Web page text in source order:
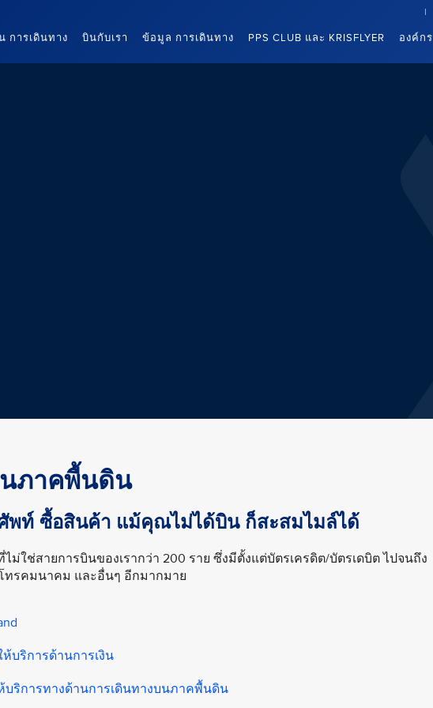
การเดินทาง บินกับเรา ข้อมูล การเดินทาง PPS CLUB และ KRISFLYER องค์กร
ภาคพื้นดิน
ศัพท์ ซื้อสินค้า แม้คุณไม่ได้บิน ก็สะสมไมล์ได้
ม่ใช่สายการบินของเรากว่า 200 ราย ซึ่งมีตั้งแต่บัตรเครดิต/บัตรเดบิต ไปจนถึง
ทรคมนาคม และอื่นๆ อีกมากมาย
บริการด้านการเงิน
ริการทางด้านการเดินทางบนภาคพื้นดิน